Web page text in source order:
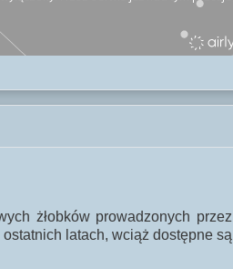
żłobków prowadzonych przez
latach, wciąż dostępne są